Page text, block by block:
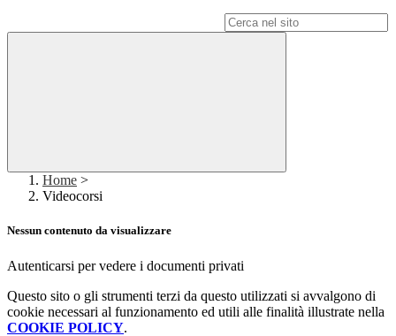
Home >
Videocorsi
Nessun contenuto da visualizzare
Autenticarsi per vedere i documenti privati
Questo sito o gli strumenti terzi da questo utilizzati si avvalgono di
cookie necessari al funzionamento ed utili alle finalità illustrate nella
COOKIE POLICY.